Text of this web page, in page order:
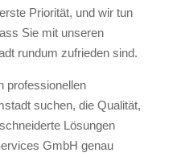
Priorität, und wir tun
Sie mit unseren
rundum zufrieden sind.
professionellen
suchen, die Qualität,
Lösungen
GmbH genau